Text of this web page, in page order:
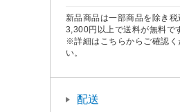
新品商品は一部商品を除き税
3,300円以上で送料が無料で
※詳細はこちらからご確認く
い。
配送